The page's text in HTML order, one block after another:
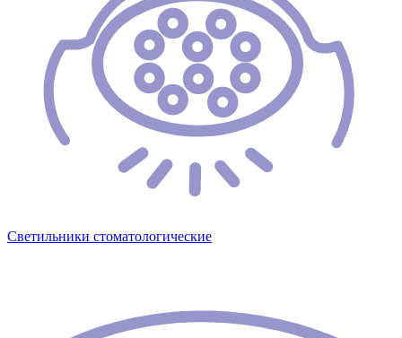
Светильники стоматологические